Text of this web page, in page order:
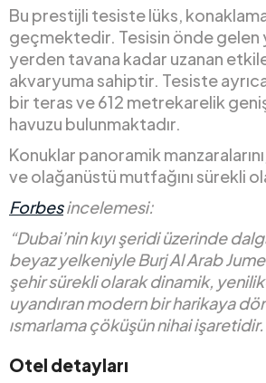
Bu prestijli tesiste lüks,
geçmektedir. Tesisin önde gelen
yerden tavana kadar uzanan
akvaryuma sahiptir. Tesiste
bir teras ve 612 metrekarelik
havuzu bulunmaktadır.
Konuklar panoramik
ve olağanüstü mutfağını sürekli
Forbesincelemesi:
“Dubai’nin kıyı şeridi üzerinde
beyaz yelkeniyle Burj Al Arab
şehir sürekli olarak dinamik,
uyandıran modern bir harikaya
ısmarlama çöküşün nihai
Otel detayları